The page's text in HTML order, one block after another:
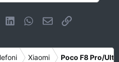
LinkedInWhatsApp
Imejl Link
Xiaomi Poco F8 Pro/